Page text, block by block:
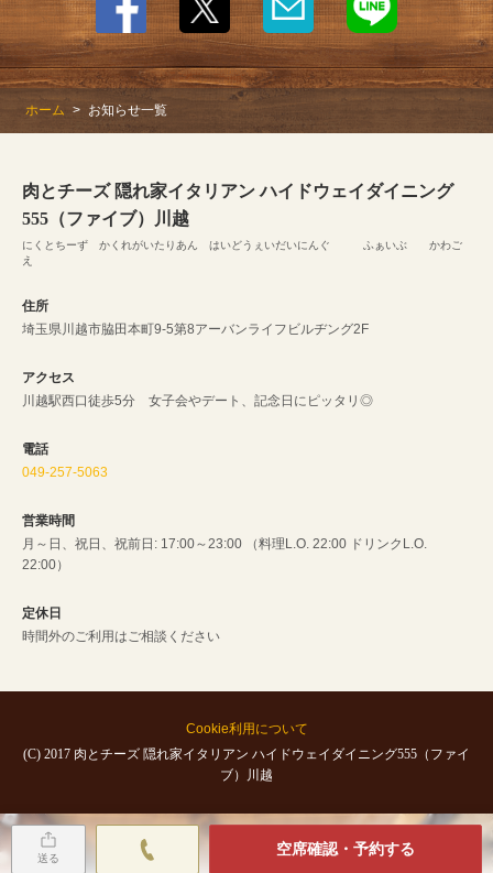
ホーム お知らせ一覧
肉とチーズ 隠れ家イタリアン ハイドウェイダイニング
555（ファイブ）川越
にくとちーず かくれがいたりあん はいどうぇいだいにんぐ ふぁいぶ かわご
え
住所
埼玉県川越市脇田本町9-5第8アーバンライフビルヂング2F
アクセス
川越駅西口徒歩5分 女子会やデート、記念日にピッタリ◎
電話
049-257-5063
営業時間
月～日、祝日、祝前日: 17:00～23:00 （料理L.O. 22:00 ドリンクL.O.
22:00）
定休日
時間外のご利用はご相談ください
Cookie利用について
(C) 2017 肉とチーズ 隠れ家イタリアン ハイドウェイダイニング555（ファイ
ブ）川越
送る
空席確認・予約する